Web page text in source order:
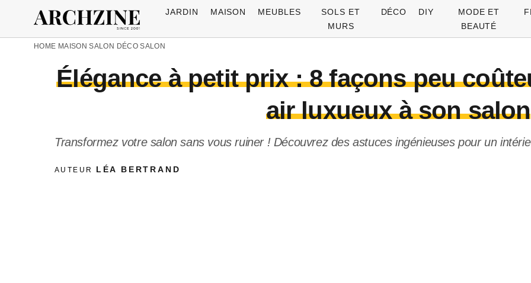
JARDIN MAISON MEUBLES
SOLS ET
MURS
DÉCO DIY
MODE ET
BEAUTÉ
HOME MAISON SALON DÉCO SALON
Élégance à petit prix : 8 façons peu
air luxueux à son salon
Transformez votre salon sans vous ruiner ! Découvrez des astuces ingénieuses pour un
AUTEUR LÉA BERTRAND